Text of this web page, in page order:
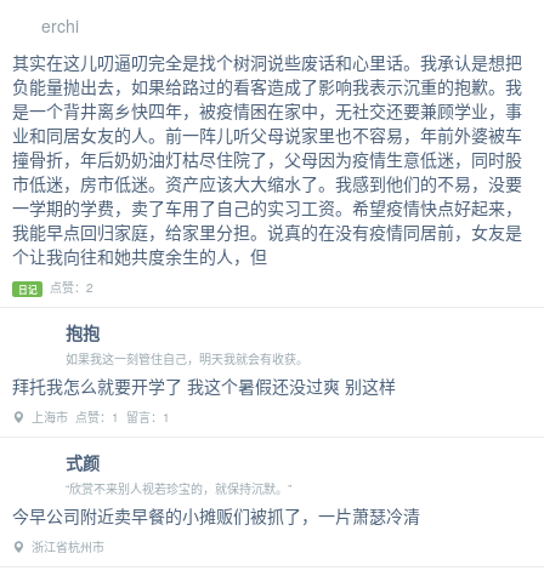
erchi
其实在这儿叨逼叨完全是找个树洞说些废话和心里话。我承认是想把
负能量抛出去，如果给路过的看客造成了影响我表示沉重的抱歉。我
是一个背井离乡快四年，被疫情困在家中，无社交还要兼顾学业，事
业和同居女友的人。前一阵儿听父母说家里也不容易，年前外婆被车
撞骨折，年后奶奶油灯枯尽住院了，父母因为疫情生意低迷，同时股
市低迷，房市低迷。资产应该大大缩水了。我感到他们的不易，没要
一学期的学费，卖了车用了自己的实习工资。希望疫情快点好起来，
我能早点回归家庭，给家里分担。说真的在没有疫情同居前，女友是
个让我向往和她共度余生的人，但
日记 点赞：2
抱抱
如果我这一刻管住自己，明天我就会有收获。
拜托我怎么就要开学了 我这个暑假还没过爽 别这样
上海市 点赞：1 留言：1
式颜
“欣赏不来别人视若珍宝的，就保持沉默。”
今早公司附近卖早餐的小摊贩们被抓了，一片萧瑟冷清
浙江省杭州市